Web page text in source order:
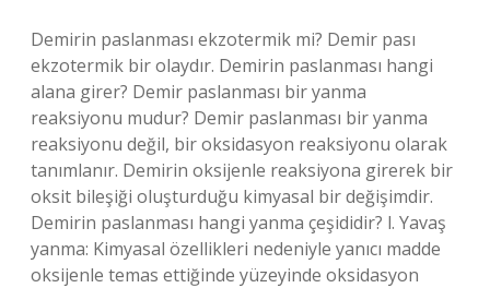
Demirin paslanması ekzotermik mi? Demir pası
ekzotermik bir olaydır. Demirin paslanması hangi
alana girer? Demir paslanması bir yanma
reaksiyonu mudur? Demir paslanması bir yanma
reaksiyonu değil, bir oksidasyon reaksiyonu olarak
tanımlanır. Demirin oksijenle reaksiyona girerek bir
oksit bileşiği oluşturduğu kimyasal bir değişimdir.
Demirin paslanması hangi yanma çeşididir? l. Yavaş
yanma: Kimyasal özellikleri nedeniyle yanıcı madde
oksijenle temas ettiğinde yüzeyinde oksidasyon